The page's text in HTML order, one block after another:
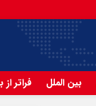
بین الملل فراتر